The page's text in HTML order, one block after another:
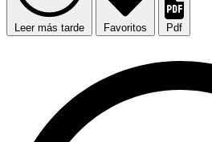
Leer más tarde Favoritos Pdf